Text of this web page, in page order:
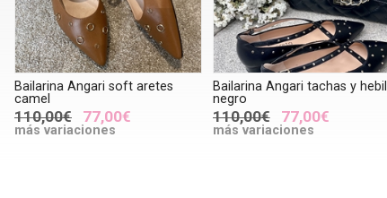
Bailarina Angari soft aretes
camel
110,00€ 77,00€
más variaciones
Bailarina Angari tachas y
negro
110,00€ 77,00€
más variaciones